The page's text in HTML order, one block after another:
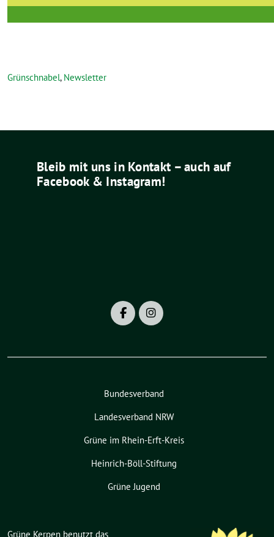
Grünschnabel, Newsletter
Bleib mit uns in Kontakt – auch auf
Facebook & Instagram!
Bundesverband
Landesverband NRW
Grüne im Rhein-Erft-Kreis
Heinrich-Böll-Stiftung
Grüne Jugend
Grüne Kerpen benutzt das